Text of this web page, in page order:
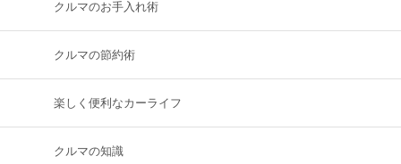
クルマのお手入れ術
クルマの節約術
楽しく便利なカーライフ
クルマの知識